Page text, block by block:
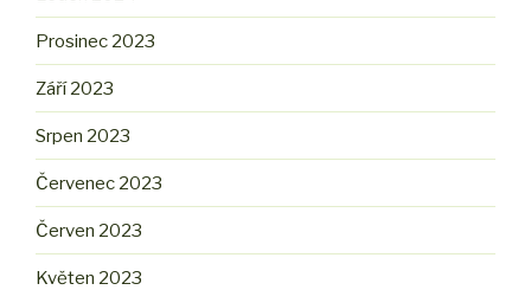
Prosinec 2023
Září 2023
Srpen 2023
Červenec 2023
Červen 2023
Květen 2023